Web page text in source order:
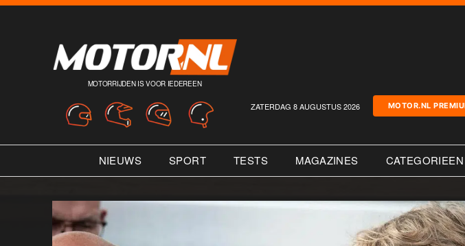
MOTORRIJDEN IS VOOR IEDEREEN
ZATERDAG 8 AUGUSTUS 2026 MOTOR.NL
NIEUWS SPORT TESTS MAGAZINES CATEGORIEEN